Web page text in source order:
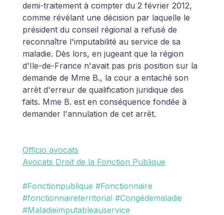
demi-traitement à compter du 2 février 2012,
comme révélant une décision par laquelle le
président du conseil régional a refusé de
reconnaître l'imputabilité au service de sa
maladie. Dès lors, en jugeant que la région
d'Ile-de-France n'avait pas pris position sur la
demande de Mme B., la cour a entaché son
arrêt d'erreur de qualification juridique des
faits. Mme B. est en conséquence fondée à
demander l'annulation de cet arrêt.
Officio avocats
Avocats Droit de la Fonction Publique
#Fonctionpublique #Fonctionnaire
#fonctionnaireterritorial #Congédemaladie
#Maladieimputableauservice